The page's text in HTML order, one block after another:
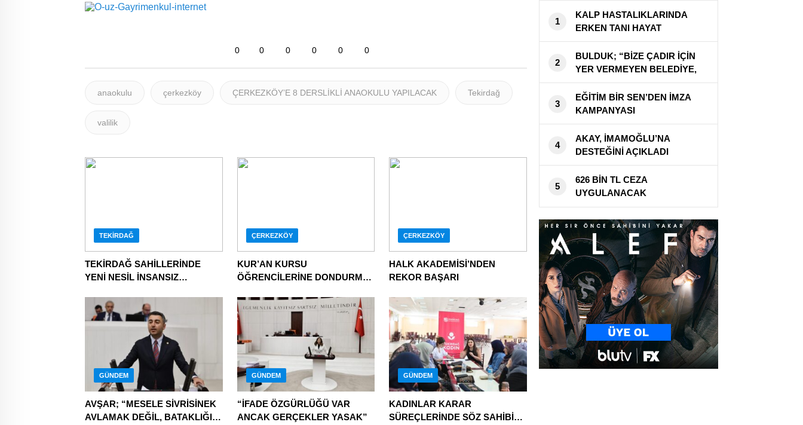
0 0 0 0 0 0
anaokulu çerkezköy ÇERKEZKÖY’E 8 DERSLİKLİ ANAOKULU YAPILACAK Tekirdağ
valilik
TEKIRDAĞ
TEKİRDAĞ SAHİLLERİNDE
YENİ NESİL İNSANSIZ
GÖREVDE
ÇERKEZKÖY
KUR’AN KURSU
ÖĞRENCİLERİNE DONDURMA
ÇERKEZKÖY
HALK AKADEMİSİ’NDEN
REKOR BAŞARI
GÜNDEM
AVŞAR; “MESELE SİVRİSİNEK
AVLAMAK DEĞİL, BATAKLIĞI
GÜNDEM
“İFADE ÖZGÜRLÜĞÜ VAR
ANCAK GERÇEKLER YASAK”
GÜNDEM
KADINLAR KARAR
SÜREÇLERİNDE SÖZ SAHİBİ
1
KALP HASTALIKLARINDA
ERKEN TANI HAYAT
KURTARIYOR
2
BULDUK; “BİZE ÇADIR İÇİN
YER VERMEYEN BELEDİYE,
CADDEYİ KAPATTI”
3
EĞİTİM BİR SEN’DEN İMZA
KAMPANYASI
4
AKAY, İMAMOĞLU’NA
DESTEĞİNİ AÇIKLADI
5
626 BİN TL CEZA
UYGULANACAK